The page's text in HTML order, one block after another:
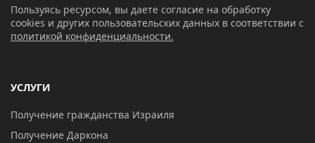
Пользуясь ресурсом, вы даете согласие на обработку
cookies и других пользовательских данных в соответствии с
политикой конфиденциальности.
УСЛУГИ
Получение гражданства Израиля
Получение Даркона